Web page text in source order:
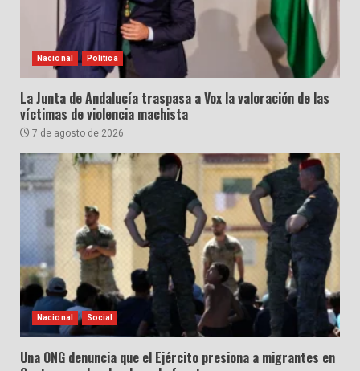
Nacional Política
La Junta de Andalucía traspasa a Vox la valoración de las
víctimas de violencia machista
7 de agosto de 2026
Nacional Social
Una ONG denuncia que el Ejército presiona a migrantes en